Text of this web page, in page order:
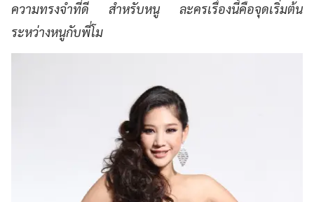
ความทรงจำที่ดี สำหรับหนู ละครเรื่องนี้คือจุดเริ่มต้น
ระหว่างหนูกับพี่โม